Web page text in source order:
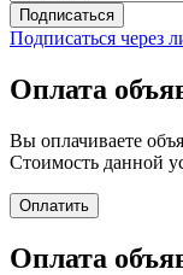
Подписаться через
Оплата
Вы оплачиваете
Стоимость данной
Оплата